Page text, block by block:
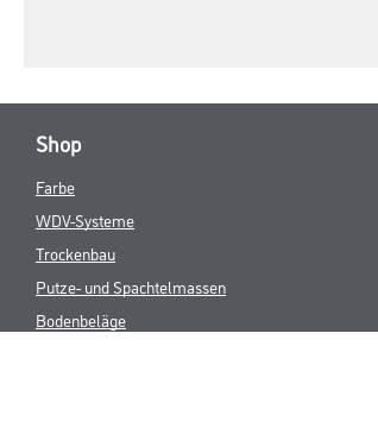
Shop
Farbe
WDV-Systeme
Trockenbau
Putze- und Spachtelmassen
Bodenbeläge